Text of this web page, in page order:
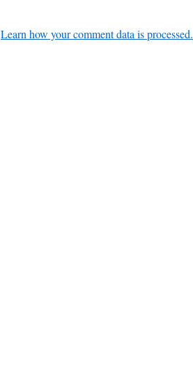
Learn how your comment data is processed.